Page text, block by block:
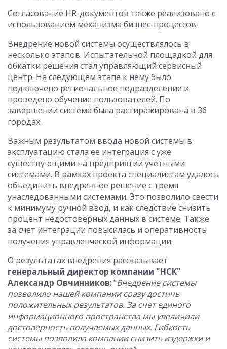
Согласование HR-документов также реализовано с
использованием механизма бизнес-процессов.
Внедрение новой системы осуществлялось в
несколько этапов. Испытательной площадкой для
обкатки решения стал управляющий сервисный
центр. На следующем этапе к нему было
подключено региональное подразделение и
проведено обучение пользователей. По
завершении система была растиражирована в 36
городах.
Важным результатом ввода новой системы в
эксплуатацию стала ее интеграция с уже
существующими на предприятии учетными
системами. В рамках проекта специалистам удалось
объединить внедренное решение с тремя
унаследованными системами. Это позволило свести
к минимуму ручной ввод, и как следствие снизить
процент недостоверных данных в системе. Также
за счет интеграции повысилась и оперативность
получения управленческой информации.
О результатах внедрения рассказывает
генеральный директор компании "НСК"
Александр Овчинников: "Внедрение системы
позволило нашей компании сразу достичь
положительных результатов. За счет единого
информационного пространства мы увеличили
достоверность получаемых данных. Гибкость
системы позволила компании снизить издержки и